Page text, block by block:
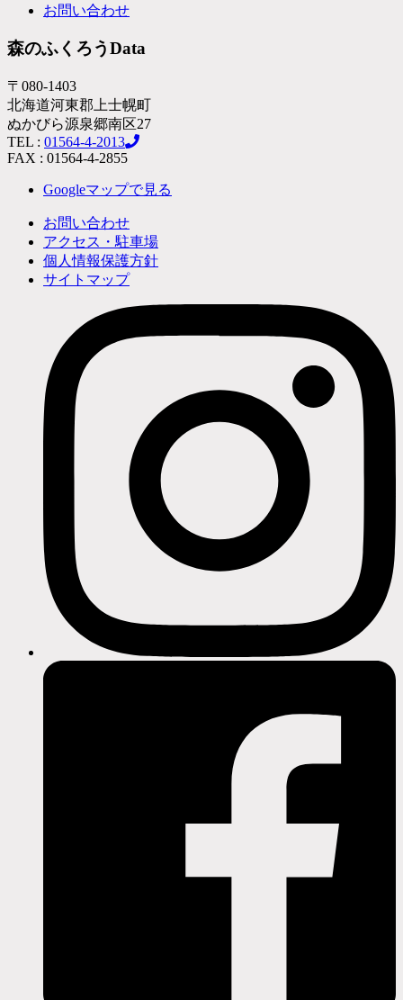
お問い合わせ
森のふくろうData
〒080-1403
北海道河東郡上士幌町
ぬかびら源泉郷南区27
TEL : 01564-4-2013
FAX : 01564-4-2855
Googleマップで見る
お問い合わせ
アクセス・駐車場
個人情報保護方針
サイトマップ